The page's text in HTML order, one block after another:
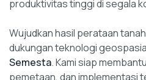
produktivitas tinggi di segala
Wujudkan hasil perataan
dukungan teknologi
Semesta. Kami siap
pemetaan, dan implementasi